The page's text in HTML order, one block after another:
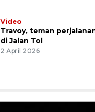
Video
Travoy, teman
di Jalan Tol
2 April 2026